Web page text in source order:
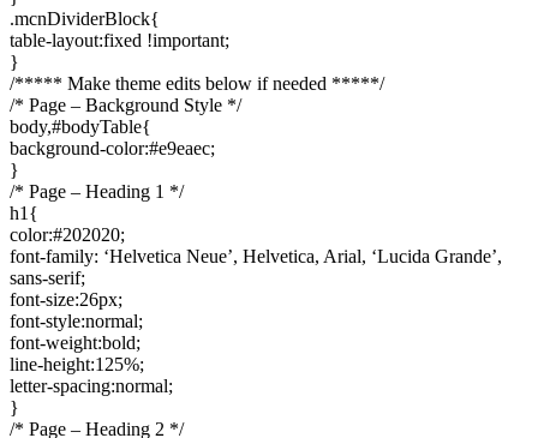
.mcnDividerBlock{
table-layout:fixed !important;
}
/***** Make theme edits below if needed *****/
/* Page – Background Style */
body,#bodyTable{
background-color:#e9eaec;
}
/* Page – Heading 1 */
h1{
color:#202020;
font-family: ‘Helvetica Neue’, Helvetica, Arial, ‘Lucida Grande’,
sans-serif;
font-size:26px;
font-style:normal;
font-weight:bold;
line-height:125%;
letter-spacing:normal;
}
/* Page – Heading 2 */